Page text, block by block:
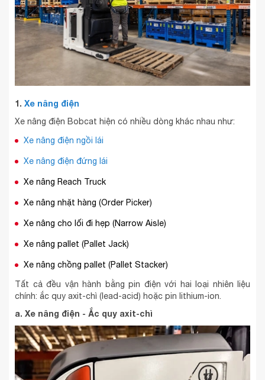
1. Xe nâng điện
Xe nâng điện Bobcat hiện có nhiều dòng khác nhau như:
Xe nâng điện ngồi lái
Xe nâng điện đứng lái
Xe nâng Reach Truck
Xe nâng nhặt hàng (Order Picker)
Xe nâng cho lối đi hẹp (Narrow Aisle)
Xe nâng pallet (Pallet Jack)
Xe nâng chồng pallet (Pallet Stacker)
Tất cả đều vận hành bằng pin điện với hai loại nhiên liệu
chính: ắc quy axit-chì (lead-acid) hoặc pin lithium-ion.
a. Xe nâng điện - Ắc quy axit-chì